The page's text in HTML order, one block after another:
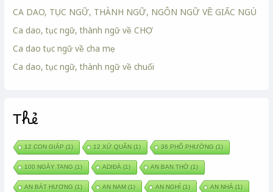
CA DAO, TỤC NGỮ, THÀNH NGỮ, NGÔN NGỮ VỀ GIẤC NGỦ
Ca dao, tục ngữ, thành ngữ về CHỢ
Ca dao tục ngữ về cha mẹ
Ca dao, tục ngữ, thành ngữ về chuối
Thẻ
12 CON GIÁP (1) 12 XỨ QUÂN (1) 36 PHỐ PHƯỜNG (1)
100 NGÀY TANG (1) ADIĐÀ (1) AN BAN THỜ(1)
AN BÁT HƯƠNG (1) AN NAM(1) AN NGHỈ (1) AN NHÀ (1)